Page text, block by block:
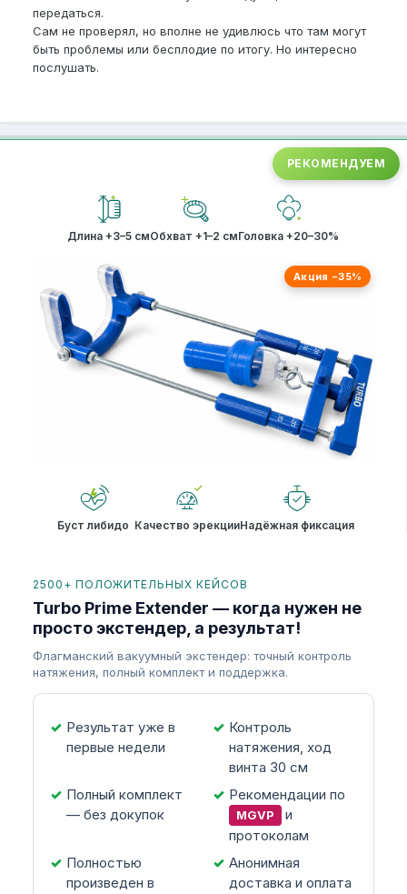
передаться.
Сам не проверял, но вполне не удивлюсь что там могут
быть проблемы или бесплодие по итогу. Но интересно
послушать.
РЕКОМЕНДУЕМ
Длина +3–5 смОбхват +1–2 смГоловка +20–30%
Акция −35%
Буст либидо Качество эрекцииНадёжная фиксация
2500+ ПОЛОЖИТЕЛЬНЫХ КЕЙСОВ
Turbo Prime Extender — когда нужен не
просто экстендер, а результат!
Флагманский вакуумный экстендер: точный контроль
натяжения, полный комплект и поддержка.
Результат уже в
первые недели
Контроль
натяжения, ход
винта 30 см
Полный комплект
— без докупок
Рекомендации по
MGVP
и
протоколам
Полностью
произведен в
Анонимная
доставка и оплата